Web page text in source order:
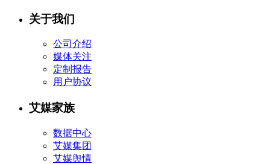
关于我们
公司介绍
媒体关注
定制报告
用户协议
艾媒家族
数据中心
艾媒集团
艾媒舆情